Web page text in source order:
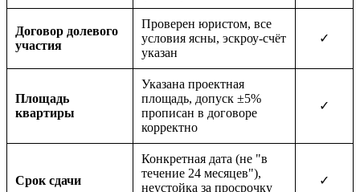
Договор долевого
участия
Проверен юристом, все
условия ясны, эскроу-счёт
указан
✓
Площадь
квартиры
Указана проектная
площадь, допуск ±5%
прописан в договоре
корректно
✓
Срок сдачи
Конкретная дата (не "в
течение 24 месяцев"),
неустойка за просрочку
✓